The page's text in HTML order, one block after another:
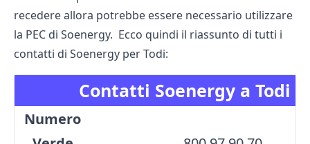
recedere allora potrebbe essere necessario utilizzare
la PEC di Soenergy. Ecco quindi il riassunto di tutti i
contatti di Soenergy per Todi:
Contatti Soenergy a Todi
Numero